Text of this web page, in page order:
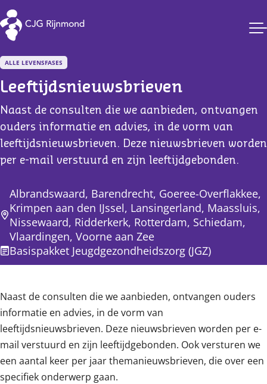
CJG Rijnmond
ALLE LEVENSFASES
Leeftijdsnieuwsbrieven
Naast de consulten die we aanbieden, ontvangen
ouders informatie en advies, in de vorm van
leeftijdsnieuwsbrieven. Deze nieuwsbrieven worden
per e-mail verstuurd en zijn leeftijdgebonden.
Albrandswaard, Barendrecht, Goeree-Overflakkee,
Krimpen aan den IJssel, Lansingerland, Maassluis,
Nissewaard, Ridderkerk, Rotterdam, Schiedam,
Vlaardingen, Voorne aan Zee
Basispakket Jeugdgezondheidszorg (JGZ)
Naast de consulten die we aanbieden, ontvangen ouders
informatie en advies, in de vorm van
leeftijdsnieuwsbrieven. Deze nieuwsbrieven worden per e-
mail verstuurd en zijn leeftijdgebonden. Ook versturen we
een aantal keer per jaar themanieuwsbrieven, die over een
specifiek onderwerp gaan.